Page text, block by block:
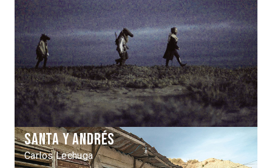
Santa y Andrés
Carlos Lechuga